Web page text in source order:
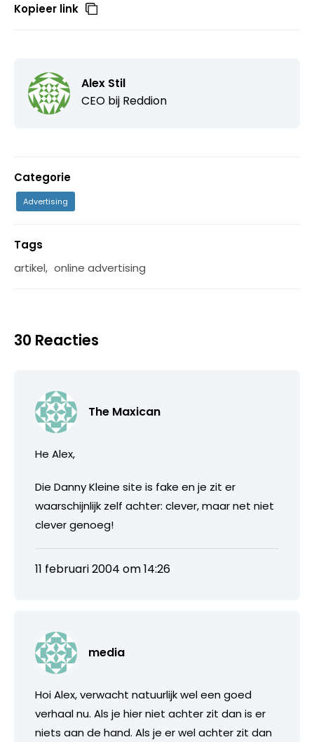
Kopieer link
Alex Stil
CEO bij Reddion
Categorie
Advertising
Tags
artikel, online advertising
30 Reacties
The Maxican
He Alex,
Die Danny Kleine site is fake en je zit er
waarschijnlijk zelf achter: clever, maar net niet
clever genoeg!
11 februari 2004 om 14:26
media
Hoi Alex, verwacht natuurlijk wel een goed
verhaal nu. Als je hier niet achter zit dan is er
niets aan de hand. Als je er wel achter zit dan